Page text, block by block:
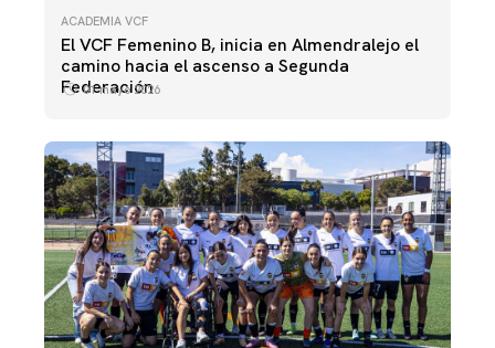
ACADEMIA VCF
El VCF Femenino B, inicia en Almendralejo el
camino hacia el ascenso a Segunda
Federación
01 mayo 2026